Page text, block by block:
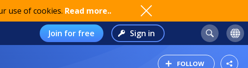
use of cookies. Read more..
Join for free Sign in
FOLLOW